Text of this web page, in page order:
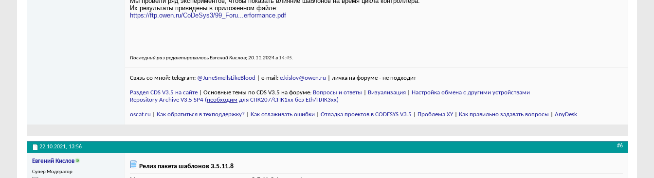
Их результаты приведены в приложенном файле:
https://ftp.owen.ru/CoDeSys3/99_Foru...erformance.pdf
Последний раз редактировалось Евгений Кислов; 20.11.2024 в 14:45.
Связь со мной: telegram: @JuneSmellsLikeBlood | e-mail: e.kislov@owen.ru | личка на форуме - не подходит
Раздел CDS V3.5 на сайте | Основные темы по CDS V3.5 на форуме: Вопросы и ответы Визуализация
Настройка обмена с другими устройствами
Repository Archive V3.5 SP4 (необходим для СПК207/СПК1хх без Eth/ПЛК3xx)
oscat.ru Как обратиться в техподдержку? Как отлаживать ошибки Отладка проектов в CODESYS V3.5 Проблема XY Как правильно задавать вопросы AnyDesk
22.10.2021, 13:56 #6
Евгений Кислов
Супер Модератор
Релиз пакета шаблонов 3.5.11.8